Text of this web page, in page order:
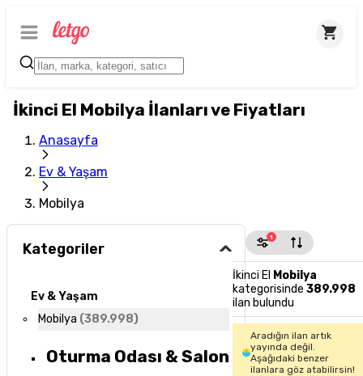
İkinci El Mobilya İlanları ve Fiyatları
Anasayfa
Ev & Yaşam
Mobilya
Kategoriler
Ev & Yaşam
Mobilya (389.998)
Oturma Odası & Salon
1
İkinci El Mobilya
kategorisinde 389.998
ilan bulundu
Aradığın ilan artık
yayında değil.
Aşağıdaki benzer
ilanlara göz atabilirsin!